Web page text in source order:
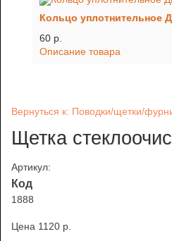
Кольцо уплотнительное
60 p.
Описание товара
Вернуться к: Поводки/щетки/
Щетка
Артикул:
Код
1888
Цена 1120 p.